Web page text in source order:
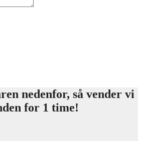
nedenfor, så vender vi
for 1 time!